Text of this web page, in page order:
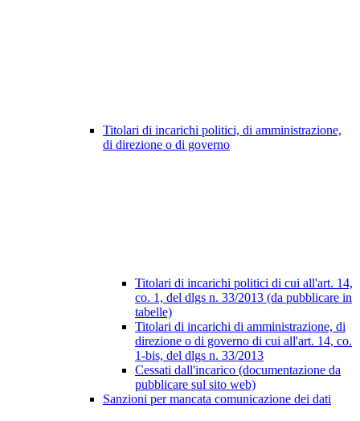
Titolari di incarichi politici, di amministrazione,
di direzione o di governo
Titolari di incarichi politici di cui all'art. 14,
co. 1, del dlgs n. 33/2013 (da pubblicare in
tabelle)
Titolari di incarichi di amministrazione, di
direzione o di governo di cui all'art. 14, co.
1-bis, del dlgs n. 33/2013
Cessati dall'incarico (documentazione da
pubblicare sul sito web)
Sanzioni per mancata comunicazione dei dati